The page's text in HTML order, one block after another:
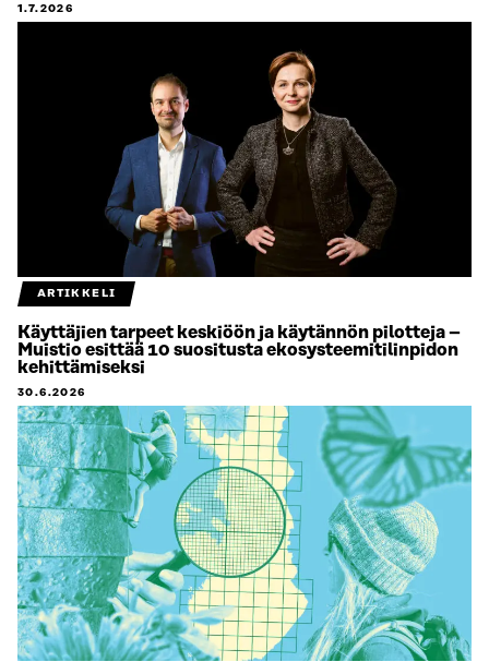
1.7.2026
ARTIKKELI
Käyttäjien tarpeet keskiöön ja käytännön pilotteja –
Muistio esittää 10 suositusta ekosysteemitilinpidon
kehittämiseksi
30.6.2026